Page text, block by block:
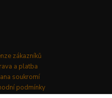
zákazníků
a platba
soukromí
podmínky